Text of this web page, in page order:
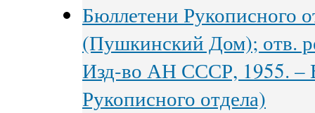
Бюллетени
(Пушкинский Дом); отв.
Изд-во АН СССР, 1955. –
Рукописного отдела)